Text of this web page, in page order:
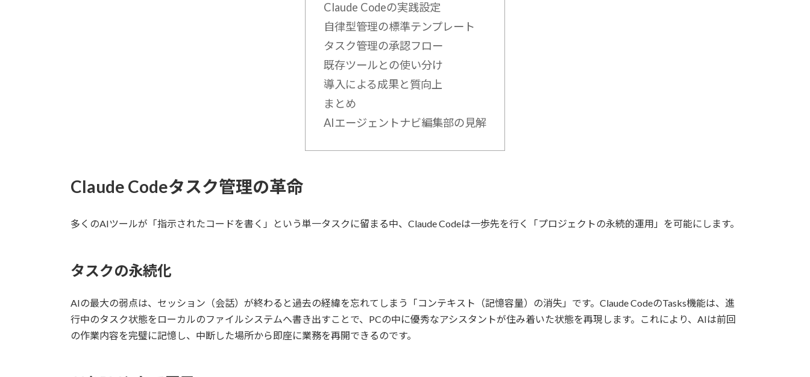
Claude Codeの実践設定
自律型管理の標準テンプレート
タスク管理の承認フロー
既存ツールとの使い分け
導入による成果と質向上
まとめ
AIエージェントナビ編集部の見解
Claude Codeタスク管理の革命
多くのAIツールが「指示されたコードを書く」という単一タスクに留まる中、Claude Codeは一歩先を行く「プロジェクトの永続的運用」を可能にします。
タスクの永続化
AIの最大の弱点は、セッション（会話）が終わると過去の経緯を忘れてしまう「コンテキスト（記憶容量）の消失」です。Claude CodeのTasks機能は、進
行中のタスク状態をローカルのファイルシステムへ書き出すことで、PCの中に優秀なアシスタントが住み着いた状態を再現します。これにより、AIは前回
の作業内容を完璧に記憶し、中断した場所から即座に業務を再開できるのです。